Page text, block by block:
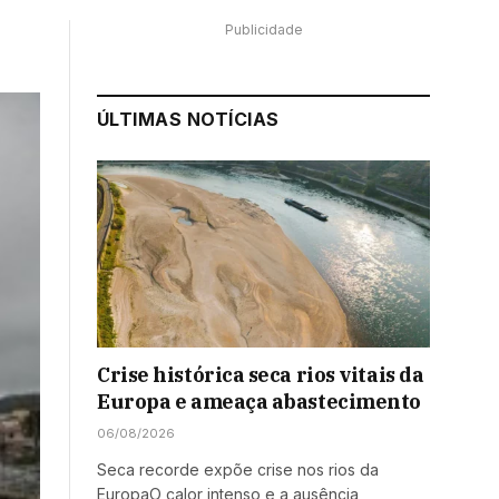
Publicidade
ÚLTIMAS NOTÍCIAS
Crise histórica seca rios vitais da
Europa e ameaça abastecimento
06/08/2026
Seca recorde expõe crise nos rios da
EuropaO calor intenso e a ausência